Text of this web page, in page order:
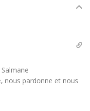
nous pardonne et nous